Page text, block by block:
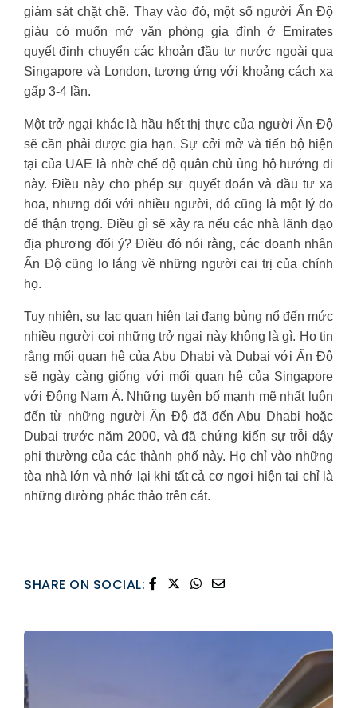
giám sát chặt chẽ. Thay vào đó, một số người Ấn Độ
giàu có muốn mở văn phòng gia đình ở Emirates
quyết định chuyển các khoản đầu tư nước ngoài qua
Singapore và London, tương ứng với khoảng cách xa
gấp 3-4 lần.
Một trở ngại khác là hầu hết thị thực của người Ấn Độ
sẽ cần phải được gia hạn. Sự cởi mở và tiến bộ hiện
tại của UAE là nhờ chế độ quân chủ ủng hộ hướng đi
này. Điều này cho phép sự quyết đoán và đầu tư xa
hoa, nhưng đối với nhiều người, đó cũng là một lý do
để thận trọng. Điều gì sẽ xảy ra nếu các nhà lãnh đạo
địa phương đổi ý? Điều đó nói rằng, các doanh nhân
Ấn Độ cũng lo lắng về những người cai trị của chính
họ.
Tuy nhiên, sự lạc quan hiện tại đang bùng nổ đến mức
nhiều người coi những trở ngại này không là gì. Họ tin
rằng mối quan hệ của Abu Dhabi và Dubai với Ấn Độ
sẽ ngày càng giống với mối quan hệ của Singapore
với Đông Nam Á. Những tuyên bố mạnh mẽ nhất luôn
đến từ những người Ấn Độ đã đến Abu Dhabi hoặc
Dubai trước năm 2000, và đã chứng kiến sự trỗi dậy
phi thường của các thành phố này. Họ chỉ vào những
tòa nhà lớn và nhớ lại khi tất cả cơ ngơi hiện tại chỉ là
những đường phác thảo trên cát.
SHARE ON SOCIAL: